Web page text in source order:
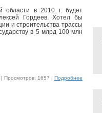
области в 2010 г. будет
Гордеев. Хотел бы
и строительства трассы
в 5 млрд 100 млн
Просмотров: 1657 | Подробнее